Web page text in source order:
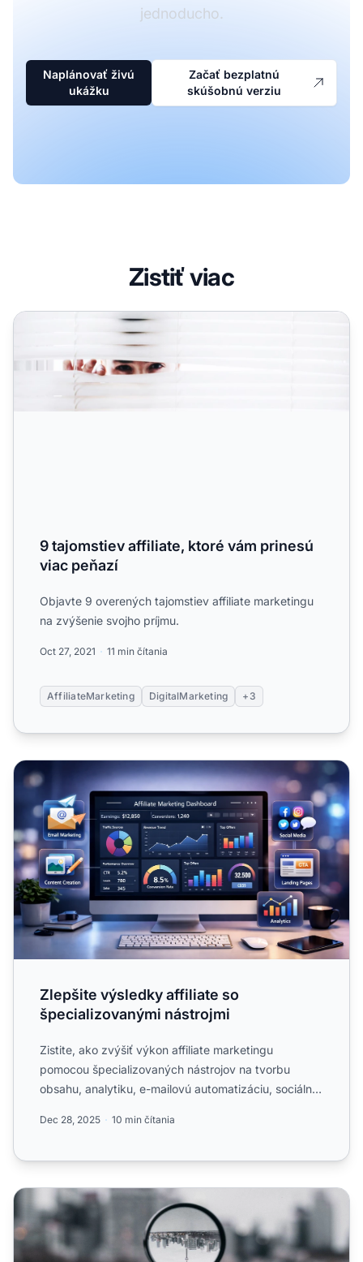
jednoducho.
Naplánovať živú
ukážku
Začať bezplatnú
skúšobnú verziu
Zistiť viac
9 tajomstiev affiliate, ktoré vám prinesú viac peňazí
9 tajomstiev affiliate, ktoré vám prinesú
viac peňazí
Objavte 9 overených tajomstiev affiliate marketingu
na zvýšenie svojho príjmu.
Oct 27, 2021 11 min čítania
AffiliateMarketing DigitalMarketing +3
Zlepšite výsledky affiliate so špecializovanými nástrojmi
Zlepšite výsledky affiliate so
špecializovanými nástrojmi
Zistite, ako zvýšiť výkon affiliate marketingu
pomocou špecializovaných nástrojov na tvorbu
obsahu, analytiku, e-mailovú automatizáciu, sociálne
Dec 28, 2025 10 min čítania
6 bežných mýtov o affiliate marketingu